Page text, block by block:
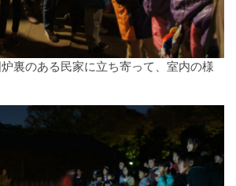
裏のある民家に立ち寄って、室内の様